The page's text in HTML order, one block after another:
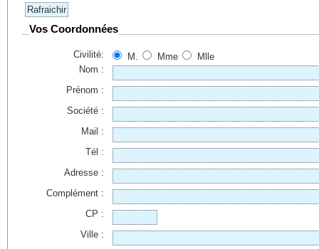
Vos Coordonnées
Civilité: M. Mme
Mlle
Nom :
Prénom :
Société :
Mail :
Tél :
Adresse :
Complément :
CP :
Ville :